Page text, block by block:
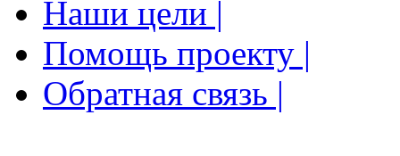
Наши цели |
Помощь проекту |
Обратная связь |